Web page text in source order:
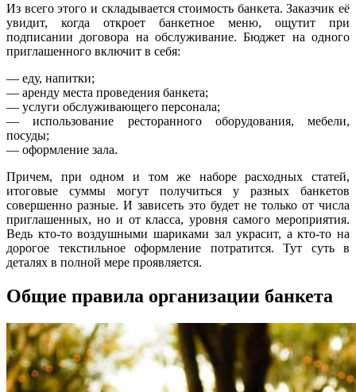
Из всего этого и складывается стоимость банкета. Заказчик её
увидит, когда откроет банкетное меню, ощутит при
подписании договора на обслуживание. Бюджет на одного
приглашенного включит в себя:
— еду, напитки;
— аренду места проведения банкета;
— услуги обслуживающего персонала;
— использование ресторанного оборудования, мебели,
посуды;
— оформление зала.
Причем, при одном и том же наборе расходных статей,
итоговые суммы могут получиться у разных банкетов
совершенно разные. И зависеть это будет не только от числа
приглашенных, но и от класса, уровня самого мероприятия.
Ведь кто-то воздушными шариками зал украсит, а кто-то на
дорогое текстильное оформление потратится. Тут суть в
деталях в полной мере проявляется.
Общие правила организации банкета